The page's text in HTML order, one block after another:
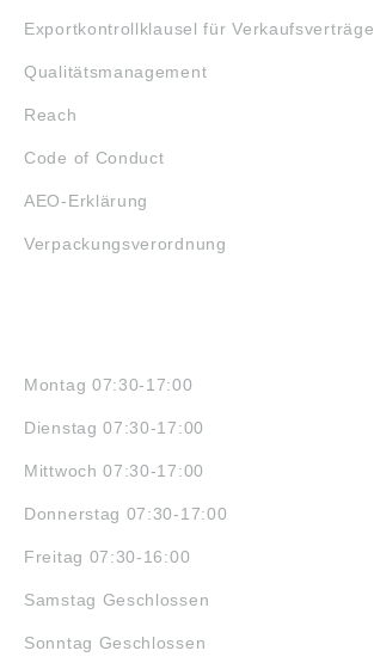
Exportkontrollklausel für Verkaufsverträge
Qualitätsmanagement
Reach
Code of Conduct
AEO-Erklärung
Verpackungsverordnung
Montag 07:30-17:00
Dienstag 07:30-17:00
Mittwoch 07:30-17:00
Donnerstag 07:30-17:00
Freitag 07:30-16:00
Samstag Geschlossen
Sonntag Geschlossen